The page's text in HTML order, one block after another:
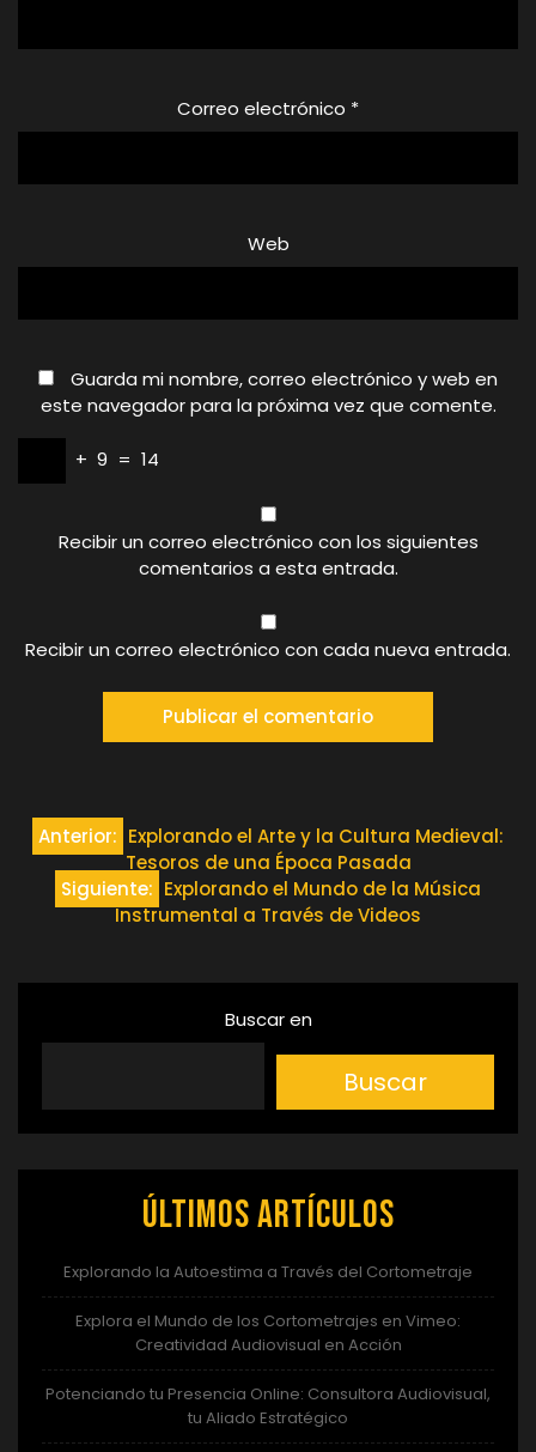
Correo electrónico *
Web
Guarda mi nombre, correo electrónico y web en
este navegador para la próxima vez que comente.
+ 9 = 14
Recibir un correo electrónico con los siguientes
comentarios a esta entrada.
Recibir un correo electrónico con cada nueva entrada.
Navegación
entradas
Anterior: Explorando el Arte y la Cultura Medieval:
Tesoros de una Época Pasada
Siguiente: Explorando el Mundo de la Música
Instrumental a Través de Videos
Buscar en
Buscar
Últimos artículos
Explorando la Autoestima a Través del Cortometraje
Explora el Mundo de los Cortometrajes en Vimeo:
Creatividad Audiovisual en Acción
Potenciando tu Presencia Online: Consultora Audiovisual,
tu Aliado Estratégico